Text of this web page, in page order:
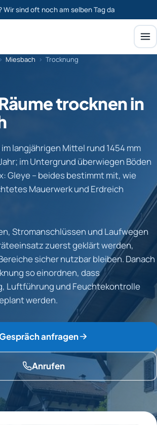
Wir sind oft noch am selben Tag da
› Miesbach › Trocknung
trocknen in
langjährigen Mittel rund 1454 mm
im Untergrund überwiegen Böden
Gleye – beides bestimmt mit, wie
Mauerwerk und Erdreich
Stromanschlüssen und Laufwegen
zuerst geklärt werden,
sicher nutzbar bleiben. Danach
so einordnen, dass
Luftführung und Feuchtekontrolle
werden.
anfragen
Anrufen